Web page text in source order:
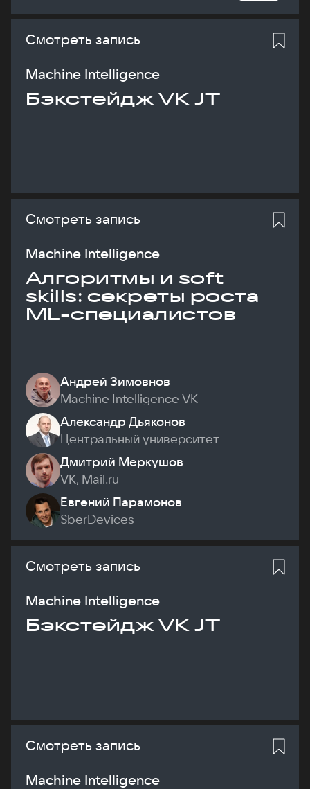
Смотреть запись
Machine Intelligence
Бэкстейдж VK JT
Смотреть запись
Machine Intelligence
Алгоритмы и soft
skills: секреты роста
ML-специалистов
Андрей Зимовнов
Machine Intelligence VK
Александр Дьяконов
Центральный университет
Дмитрий Меркушов
VK, Mail.ru
Евгений Парамонов
SberDevices
Смотреть запись
Machine Intelligence
Бэкстейдж VK JT
Смотреть запись
Machine Intelligence